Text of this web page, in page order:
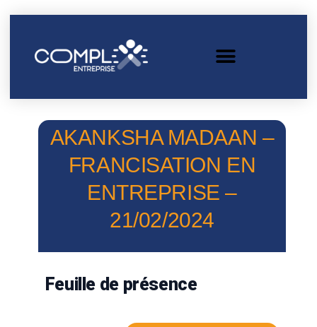
AKANKSHA MADAAN –
FRANCISATION EN
ENTREPRISE –
21/02/2024
Feuille de présence